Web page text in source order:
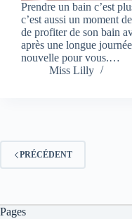
Prendre un bain c’est
c’est aussi un moment
de profiter de son bain
après une longue
nouvelle pour vous.…
Miss Lilly
PRÉCÉDENT
Pages